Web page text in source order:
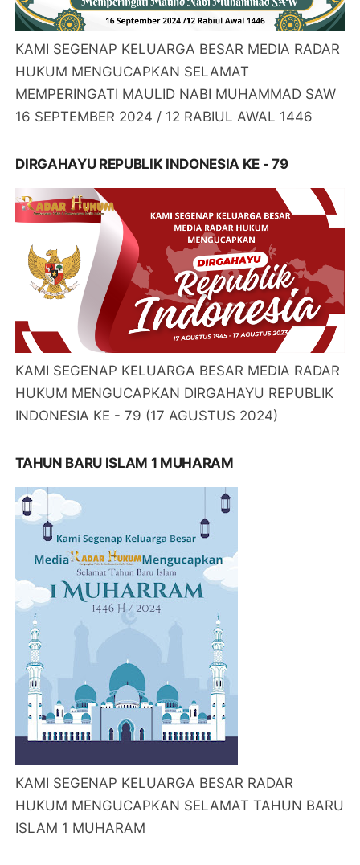
KAMI SEGENAP KELUARGA BESAR MEDIA RADAR
HUKUM MENGUCAPKAN SELAMAT
MEMPERINGATI MAULID NABI MUHAMMAD SAW
16 SEPTEMBER 2024 / 12 RABIUL AWAL 1446
DIRGAHAYU REPUBLIK INDONESIA KE - 79
KAMI SEGENAP KELUARGA BESAR MEDIA RADAR
HUKUM MENGUCAPKAN DIRGAHAYU REPUBLIK
INDONESIA KE - 79 (17 AGUSTUS 2024)
TAHUN BARU ISLAM 1 MUHARAM
KAMI SEGENAP KELUARGA BESAR RADAR
HUKUM MENGUCAPKAN SELAMAT TAHUN BARU
ISLAM 1 MUHARAM